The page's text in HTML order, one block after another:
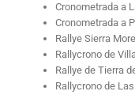
Cronometrada a
Cronometrada a
Rallye Sierra
Rallycrono de
Rallye de Tierra
Rallycrono de